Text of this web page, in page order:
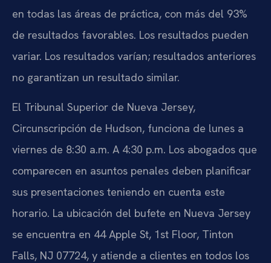
en todas las áreas de práctica, con más del 93%
de resultados favorables. Los resultados pueden
variar. Los resultados varían; resultados anteriores
no garantizan un resultado similar.
El Tribunal Superior de Nueva Jersey,
Circunscripción de Hudson, funciona de lunes a
viernes de 8:30 a.m. A 4:30 p.m. Los abogados que
comparecen en asuntos penales deben planificar
sus presentaciones teniendo en cuenta este
horario. La ubicación del bufete en Nueva Jersey
se encuentra en 44 Apple St, 1st Floor, Tinton
Falls, NJ 07724, y atiende a clientes en todos los